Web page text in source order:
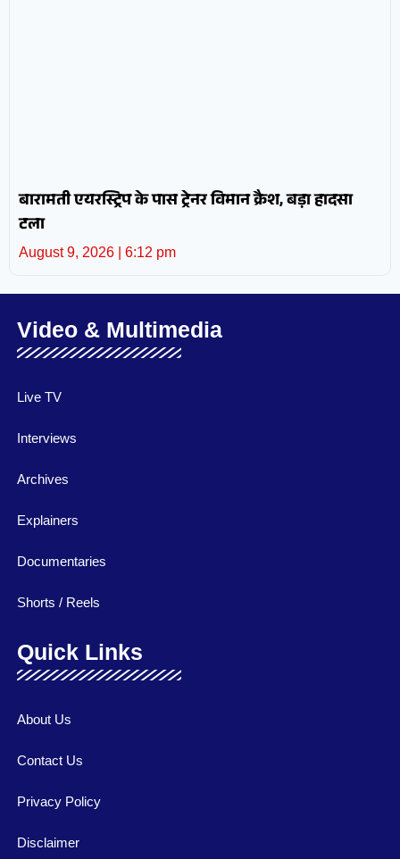
बारामती एयरस्ट्रिप के पास ट्रेनर विमान क्रैश, बड़ा हादसा
टला
August 9, 2026 6:12 pm
Video & Multimedia
Live TV
Interviews
Archives
Explainers
Documentaries
Shorts / Reels
Quick Links
About Us
Contact Us
Privacy Policy
Disclaimer